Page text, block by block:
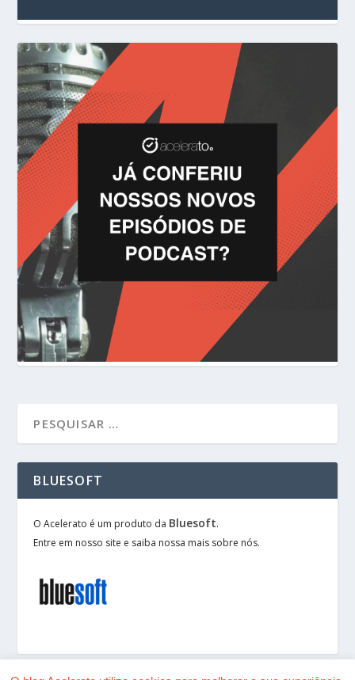
BLUESOFT
O Acelerato é um produto da Bluesoft.
Entre em nosso site e saiba nossa mais sobre nós.